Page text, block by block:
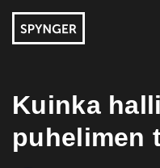
Kuinka
puhelimen